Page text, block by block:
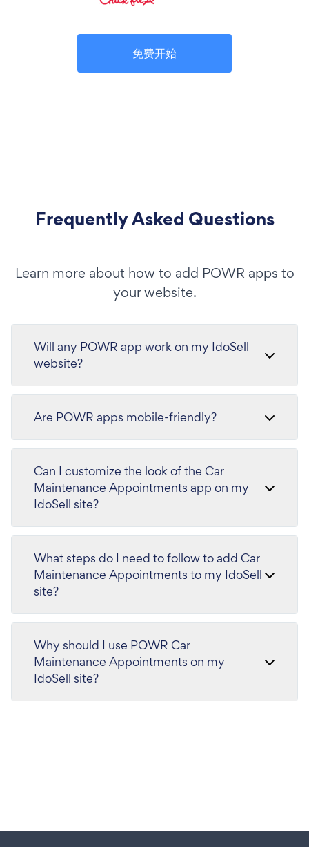
免费开始
Frequently Asked Questions
Learn more about how to add POWR apps to
your website.
Will any POWR app work on my IdoSell
website?
Are POWR apps mobile-friendly?
Can I customize the look of the Car
Maintenance Appointments app on my
IdoSell site?
What steps do I need to follow to add Car
Maintenance Appointments to my IdoSell
site?
Why should I use POWR Car
Maintenance Appointments on my
IdoSell site?